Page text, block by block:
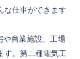
な仕事ができます
や商業施設、工場
す。第二種電気工